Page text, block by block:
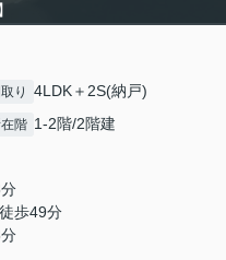
り 4LDK＋2S(納戸)
階 1-2階/2階建
歩49分